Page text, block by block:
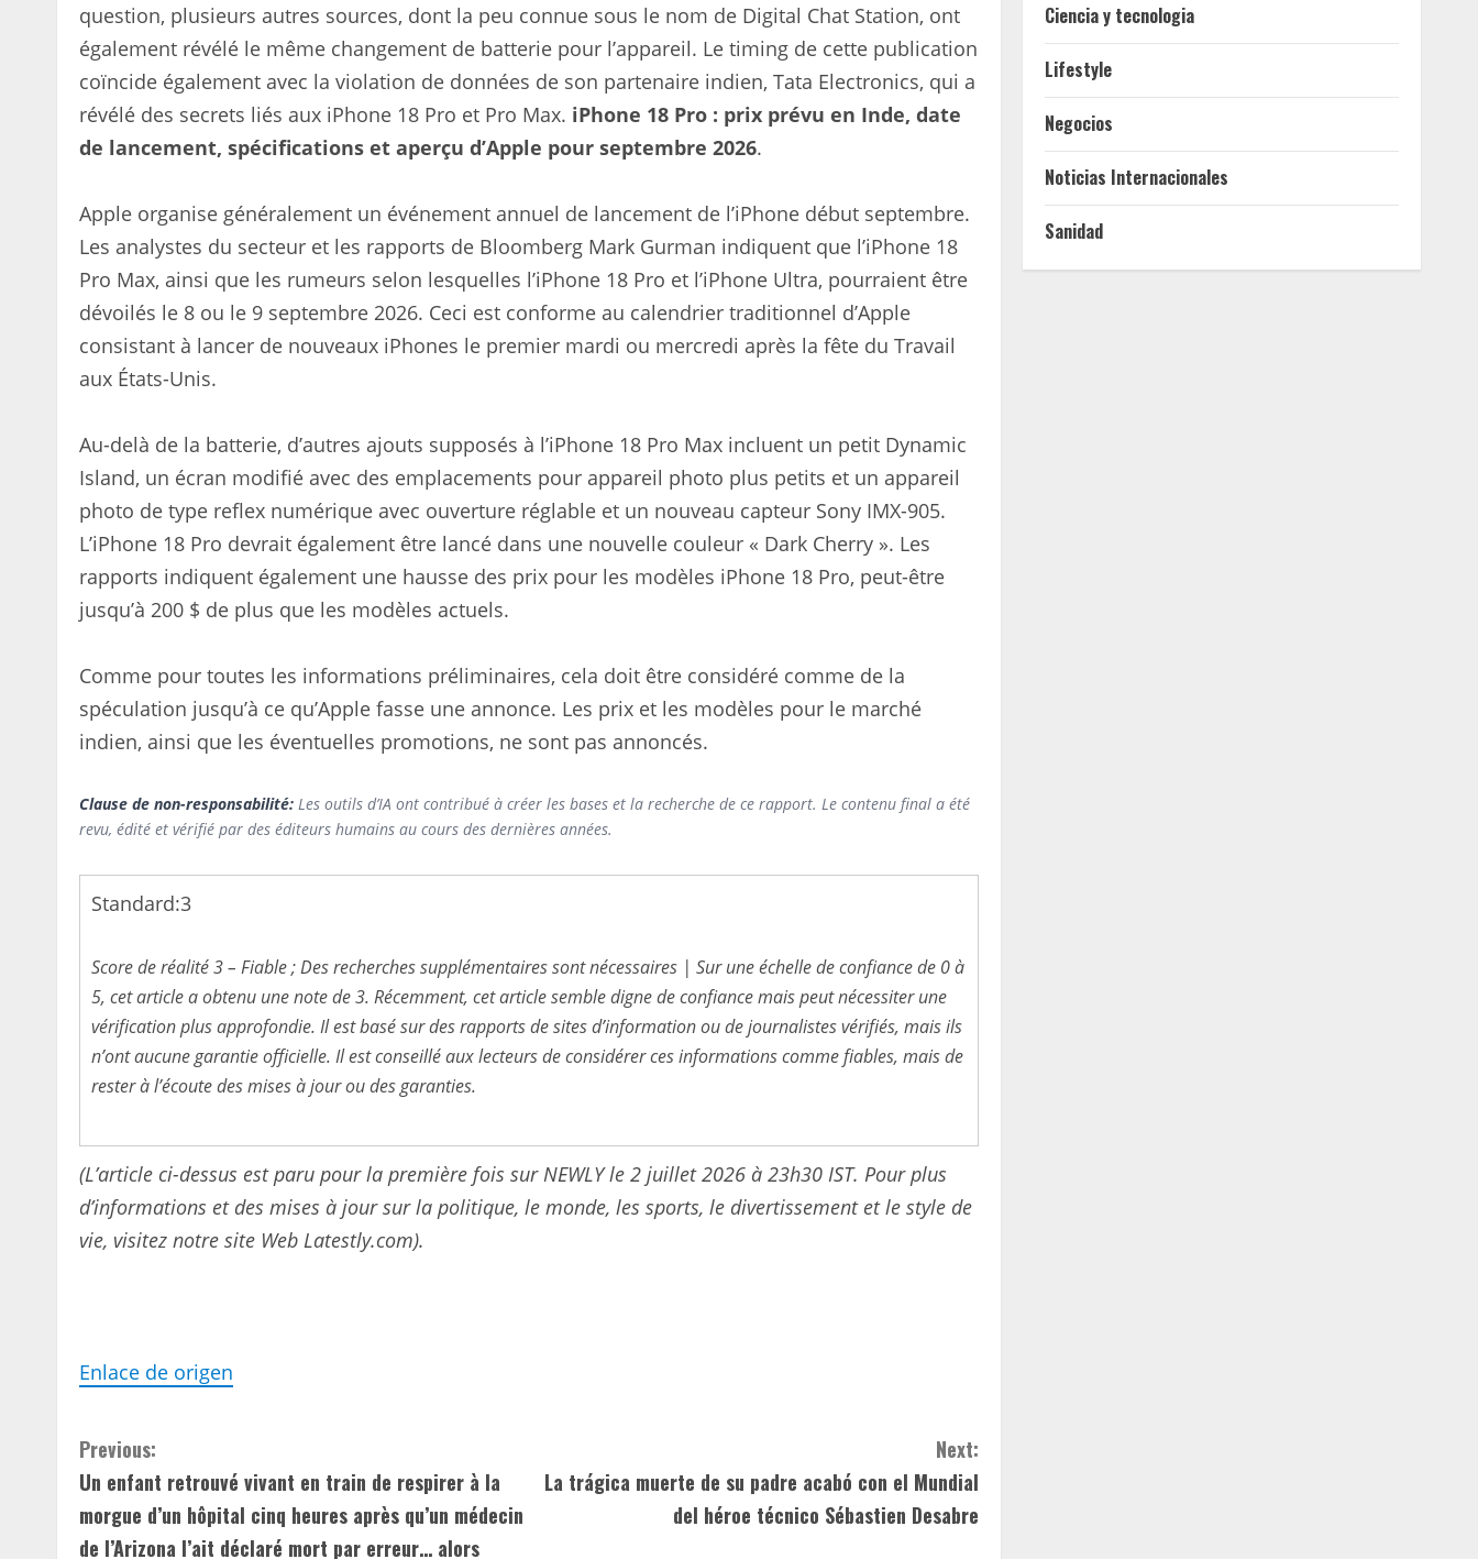
question, plusieurs autres sources, dont la peu connue sous le nom de Digital Chat Station, ont
également révélé le même changement de batterie pour l’appareil. Le timing de cette publication
coïncide également avec la violation de données de son partenaire indien, Tata Electronics, qui a
révélé des secrets liés aux iPhone 18 Pro et Pro Max. iPhone 18 Pro : prix prévu en Inde, date
de lancement, spécifications et aperçu d’Apple pour septembre 2026.
Apple organise généralement un événement annuel de lancement de l’iPhone début septembre.
Les analystes du secteur et les rapports de Bloomberg Mark Gurman indiquent que l’iPhone 18
Pro Max, ainsi que les rumeurs selon lesquelles l’iPhone 18 Pro et l’iPhone Ultra, pourraient être
dévoilés le 8 ou le 9 septembre 2026. Ceci est conforme au calendrier traditionnel d’Apple
consistant à lancer de nouveaux iPhones le premier mardi ou mercredi après la fête du Travail
aux États-Unis.
Au-delà de la batterie, d’autres ajouts supposés à l’iPhone 18 Pro Max incluent un petit Dynamic
Island, un écran modifié avec des emplacements pour appareil photo plus petits et un appareil
photo de type reflex numérique avec ouverture réglable et un nouveau capteur Sony IMX-905.
L’iPhone 18 Pro devrait également être lancé dans une nouvelle couleur « Dark Cherry ». Les
rapports indiquent également une hausse des prix pour les modèles iPhone 18 Pro, peut-être
jusqu’à 200 $ de plus que les modèles actuels.
Comme pour toutes les informations préliminaires, cela doit être considéré comme de la
spéculation jusqu’à ce qu’Apple fasse une annonce. Les prix et les modèles pour le marché
indien, ainsi que les éventuelles promotions, ne sont pas annoncés.
Clause de non-responsabilité: Les outils d’IA ont contribué à créer les bases et la recherche de ce rapport. Le contenu final a été
revu, édité et vérifié par des éditeurs humains au cours des dernières années.
Standard:3
Score de réalité 3 – Fiable ; Des recherches supplémentaires sont nécessaires | Sur une échelle de confiance de 0 à
5, cet article a obtenu une note de 3. Récemment, cet article semble digne de confiance mais peut nécessiter une
vérification plus approfondie. Il est basé sur des rapports de sites d’information ou de journalistes vérifiés, mais ils
n’ont aucune garantie officielle. Il est conseillé aux lecteurs de considérer ces informations comme fiables, mais de
rester à l’écoute des mises à jour ou des garanties.
(L’article ci-dessus est paru pour la première fois sur NEWLY le 2 juillet 2026 à 23h30 IST. Pour plus
d’informations et des mises à jour sur la politique, le monde, les sports, le divertissement et le style de
vie, visitez notre site Web Latestly.com).
Enlace de origen
C
o
n
Previous:
Un enfant retrouvé vivant en train de respirer à la
morgue d’un hôpital cinq heures après qu’un médecin
de l’Arizona l’ait déclaré mort par erreur… alors
Next:
La trágica muerte de su padre acabó con el Mundial
del héroe técnico Sébastien Desabre
Ciencia y tecnologia
Lifestyle
Negocios
Noticias Internacionales
Sanidad